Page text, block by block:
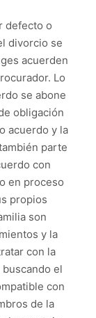
defecto o
divorcio se
acuerden
Lo
se abone
obligación
acuerdo y la
parte
con
en proceso
propios
son
y la
con la
el
con
de la